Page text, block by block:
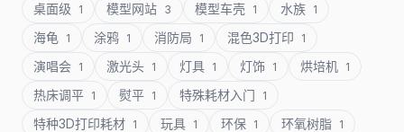
桌面级 1 模型网站 3 模型车壳 1 水族 1
海龟 1 涂鸦 1 消防局 1 混色3D打印 1
演唱会 1 激光头 1 灯具 1 灯饰 1 烘培机 1
热床调平 1 熨平 1 特殊耗材入门 1
特种3D打印耗材 1 玩具 1 环保 1 环氧树脂 1